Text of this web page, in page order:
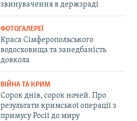
звинувачення в держзраді
ФОТОГАЛЕРЕЇ
Краса Сімферопольського
водосховища та занедбаність
довкола
ВІЙНА ТА КРИМ
Сорок днів, сорок ночей. Про
результати кримської операції з
примусу Росії до миру